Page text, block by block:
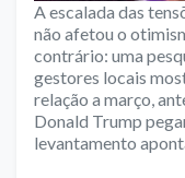
A escalada das
não afetou o
contrário: uma
gestores locais
relação a março,
Donald Trump
levantamento